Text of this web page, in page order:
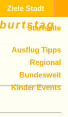
Ziele Stadt
Startseite
Ausflug Tipps
Regional
Bundesweit
Kinder Events